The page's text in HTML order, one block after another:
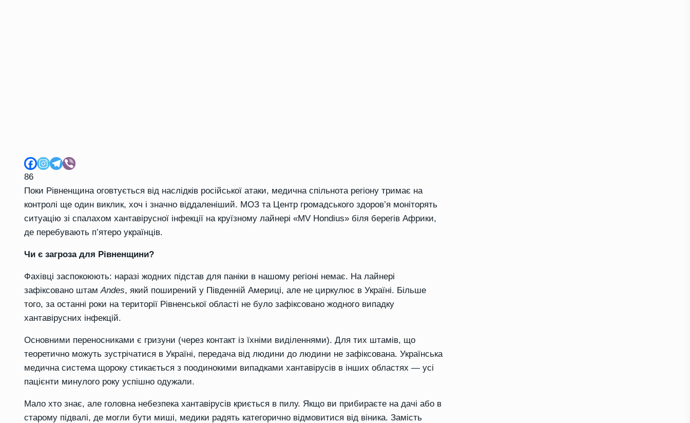
86
Поки Рівненщина оговтується від наслідків російської атаки, медична спільнота регіону тримає на
контролі ще один виклик, хоч і значно віддаленіший. МОЗ та Центр громадського здоров’я моніторять
ситуацію зі спалахом хантавірусної інфекції на круїзному лайнері «MV Hondius» біля берегів Африки,
де перебувають п’ятеро українців.
Чи є загроза для Рівненщини?
Фахівці заспокоюють: наразі жодних підстав для паніки в нашому регіоні немає. На лайнері
зафіксовано штам Andes, який поширений у Південній Америці, але не циркулює в Україні. Більше
того, за останні роки на території Рівненської області не було зафіксовано жодного випадку
хантавірусних інфекцій.
Основними переносниками є гризуни (через контакт із їхніми виділеннями). Для тих штамів, що
теоретично можуть зустрічатися в Україні, передача від людини до людини не зафіксована. Українська
медична система щороку стикається з поодинокими випадками хантавірусів в інших областях — усі
пацієнти минулого року успішно одужали.
Мало хто знає, але головна небезпека хантавірусів криється в пилу. Якщо ви прибираєте на дачі або в
старому підвалі, де могли бути миші, медики радять категорично відмовитися від віника. Замість